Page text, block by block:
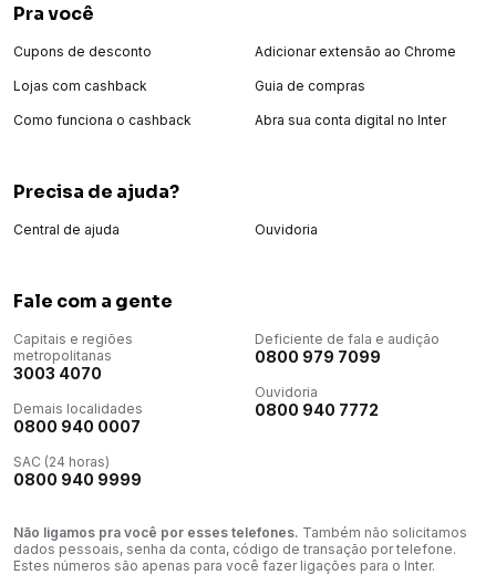
Pra você
Cupons de desconto
Lojas com cashback
Como funciona o cashback
Adicionar extensão ao Chrome
Guia de compras
Abra sua conta digital no Inter
Precisa de ajuda?
Central de ajuda Ouvidoria
Fale com a gente
Capitais e regiões
metropolitanas
3003 4070
Demais localidades
0800 940 0007
SAC (24 horas)
0800 940 9999
Deficiente de fala e audição
0800 979 7099
Ouvidoria
0800 940 7772
Não ligamos pra você por esses telefones. Também não solicitamos
dados pessoais, senha da conta, código de transação por telefone.
Estes números são apenas para você fazer ligações para o Inter.